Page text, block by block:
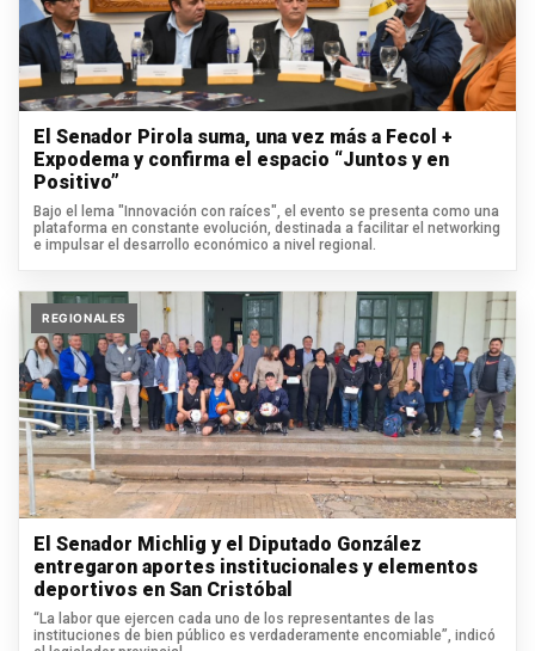
El Senador Pirola suma, una vez más a Fecol +
Expodema y confirma el espacio “Juntos y en
Positivo”
Bajo el lema "Innovación con raíces", el evento se presenta como una
plataforma en constante evolución, destinada a facilitar el networking
e impulsar el desarrollo económico a nivel regional.
REGIONALES
El Senador Michlig y el Diputado González
entregaron aportes institucionales y elementos
deportivos en San Cristóbal
“La labor que ejercen cada uno de los representantes de las
instituciones de bien público es verdaderamente encomiable”, indicó